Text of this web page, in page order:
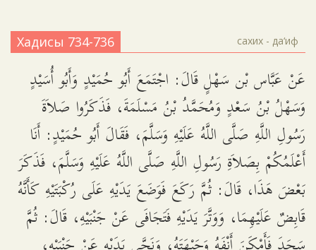
Хадисы 734-736 сахих - да‘иф
عَنْ عَبَّاس بْن سَهْلٍ قَالَ: اجْتَمَعَ أَبُو حُمَيْدٍ وَأَبُو أُسَيْدٍ
وَسَهْلُ بْنُ سَعْدٍ وَمُحَمَّدُ بْنُ مَسْلَمَةَ، فَذَكَرُوا صَلاَةَ
رَسُولِ اللَّهِ صَلَّى اللَّهُ عَلَيْهِ وَسَلَّمَ، فَقَالَ أَبُو حُمَيْدٍ: أَنَا
أَعْلَمُكُمْ بِصَلاَةِ رَسُولِ اللَّهِ صَلَّى اللَّهُ عَلَيْهِ وَسَلَّمَ، فَذَكَرَ
بَعْضَ هَذَا، قَالَ: ثُمَّ رَكَعَ فَوَضَعَ يَدَيْهِ عَلَى رُكْبَتَيْهِ كَأَنَّهُ
قَابِضٌ عَلَيْهِمَا، وَوَتَّرَ يَدَيْهِ فَتَجَافَى عَنْ جَنْبَيْهِ، قَالَ: ثُمَّ